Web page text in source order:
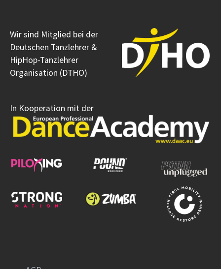
Wir sind Mitglied bei der
Deutschen Tanzlehrer &
HipHop-Tanzlehrer
Organisation (DTHO)
In Kooperation mit der